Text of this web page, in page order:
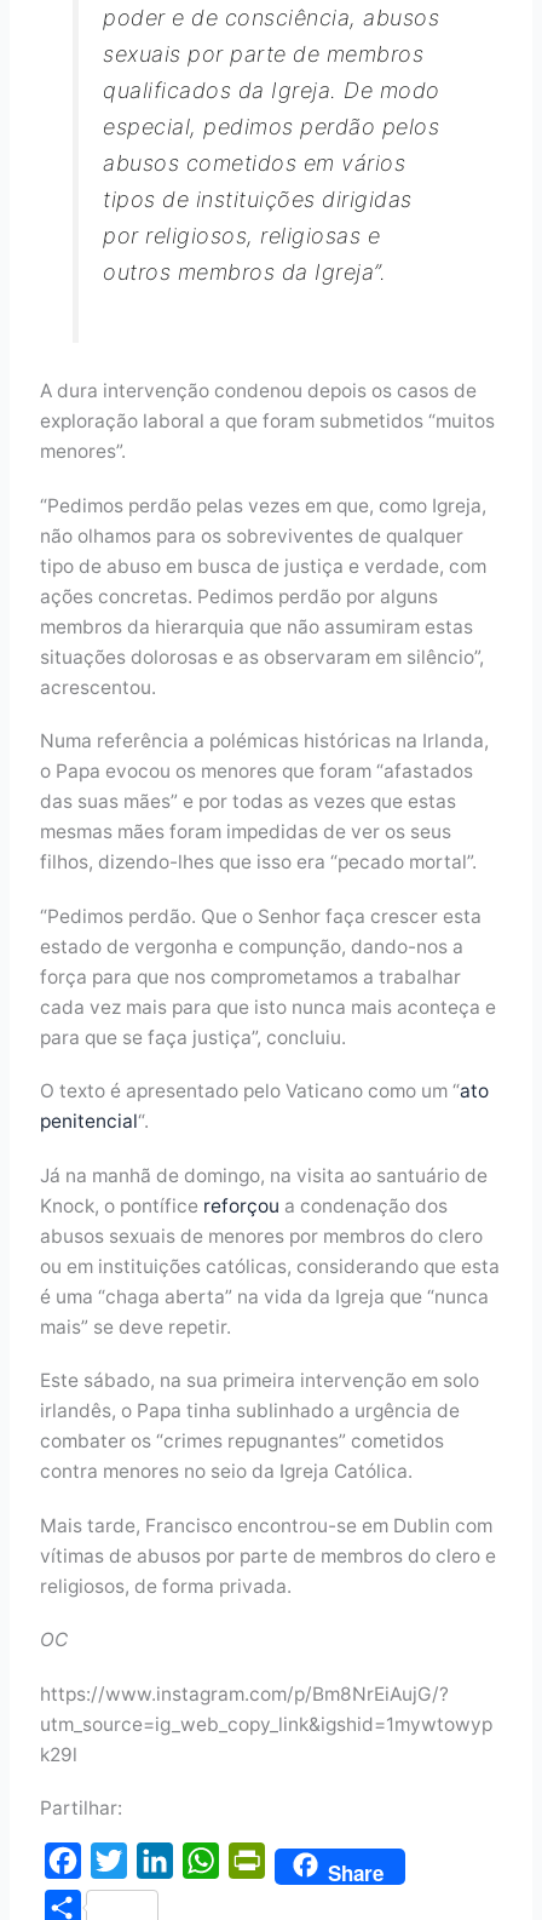
poder e de consciência, abusos
sexuais por parte de membros
qualificados da Igreja. De modo
especial, pedimos perdão pelos
abusos cometidos em vários
tipos de instituições dirigidas
por religiosos, religiosas e
outros membros da Igreja”.
A dura intervenção condenou depois os casos de
exploração laboral a que foram submetidos “muitos
menores”.
“Pedimos perdão pelas vezes em que, como Igreja,
não olhamos para os sobreviventes de qualquer
tipo de abuso em busca de justiça e verdade, com
ações concretas. Pedimos perdão por alguns
membros da hierarquia que não assumiram estas
situações dolorosas e as observaram em silêncio”,
acrescentou.
Numa referência a polémicas históricas na Irlanda,
o Papa evocou os menores que foram “afastados
das suas mães” e por todas as vezes que estas
mesmas mães foram impedidas de ver os seus
filhos, dizendo-lhes que isso era “pecado mortal”.
“Pedimos perdão. Que o Senhor faça crescer esta
estado de vergonha e compunção, dando-nos a
força para que nos comprometamos a trabalhar
cada vez mais para que isto nunca mais aconteça e
para que se faça justiça”, concluiu.
O texto é apresentado pelo Vaticano como um “ato
penitencial“.
Já na manhã de domingo, na visita ao santuário de
Knock, o pontífice reforçou a condenação dos
abusos sexuais de menores por membros do clero
ou em instituições católicas, considerando que esta
é uma “chaga aberta” na vida da Igreja que “nunca
mais” se deve repetir.
Este sábado, na sua primeira intervenção em solo
irlandês, o Papa tinha sublinhado a urgência de
combater os “crimes repugnantes” cometidos
contra menores no seio da Igreja Católica.
Mais tarde, Francisco encontrou-se em Dublin com
vítimas de abusos por parte de membros do clero e
religiosos, de forma privada.
OC
https://www.instagram.com/p/Bm8NrEiAujG/?
utm_source=ig_web_copy_link&igshid=1mywtowyp
k29l
Partilhar:
a
w
W
P
Share
S